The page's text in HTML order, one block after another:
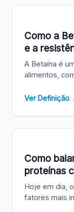
Como a
e a
A Betaína é
alimentos,
Ver Definição
Como
proteínas
Hoje em dia,
fatores mais